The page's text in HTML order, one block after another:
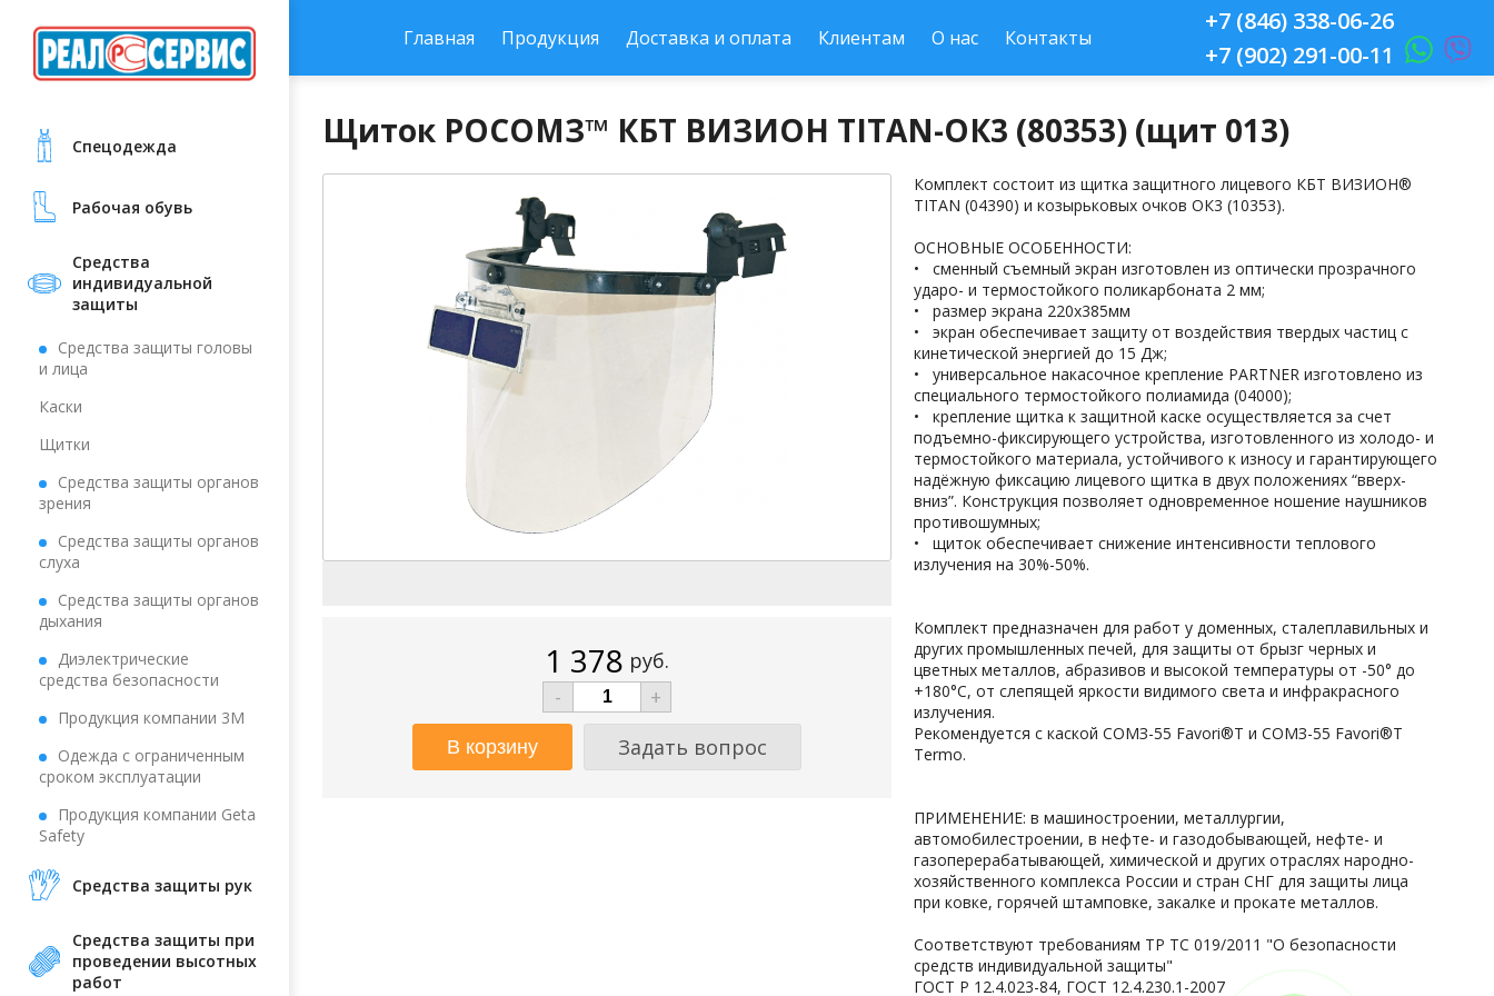
Cпецодежда
Рабочая обувь
Средства
индивидуальной
защиты
Средства защиты головы
и лица
Каски
Щитки
Средства защиты органов
зрения
Средства защиты органов
слуха
Средства защиты органов
дыхания
Диэлектрические
средства безопасности
Продукция компании 3М
Одежда с ограниченным
сроком эксплуатации
Продукция компании Geta
Safety
Средства защиты рук
Средства защиты при
проведении высотных
работ
Главная Продукция Доставка и оплата Клиентам О нас Контакты
+7 (846) 338-06-26
+7 (902) 291-00-11
Щиток РОСОМЗ™ КБТ ВИЗИОН TITAN-ОК3 (80353) (щит 013)
1 378 руб.
-
+
Задать вопрос
Комплект состоит из щитка защитного лицевого КБТ ВИЗИОН®
TITAN (04390) и козырьковых очков ОК3 (10353).
ОСНОВНЫЕ ОСОБЕННОСТИ:
• сменный съемный экран изготовлен из оптически прозрачного
ударо- и термостойкого поликарбоната 2 мм;
• размер экрана 220x385мм
• экран обеспечивает защиту от воздействия твердых частиц с
кинетической энергией до 15 Дж;
• универсальное накасочное крепление PARTNER изготовлено из
специального термостойкого полиамида (04000);
• крепление щитка к защитной каске осуществляется за счет
подъемно-фиксирующего устройства, изготовленного из холодо- и
термостойкого материала, устойчивого к износу и гарантирующего
надёжную фиксацию лицевого щитка в двух положениях “вверх-
вниз”. Конструкция позволяет одновременное ношение наушников
противошумных;
• щиток обеспечивает снижение интенсивности теплового
излучения на 30%-50%.
Комплект предназначен для работ у доменных, сталеплавильных и
других промышленных печей, для защиты от брызг черных и
цветных металлов, абразивов и высокой температуры от -50° до
+180°С, от слепящей яркости видимого света и инфракрасного
излучения.
Рекомендуется с каской СОМЗ-55 Favori®T и СОМЗ-55 Favori®T
Termo.
ПРИМЕНЕНИЕ: в машиностроении, металлургии,
автомобилестроении, в нефте- и газодобывающей, нефте- и
газоперерабатывающей, химической и других отраслях народно-
хозяйственного комплекса России и стран СНГ для защиты лица
при ковке, горячей штамповке, закалке и прокате металлов.
Соответствуют требованиям ТР ТС 019/2011 "О безопасности
средств индивидуальной защиты"
ГОСТ Р 12.4.023-84, ГОСТ 12.4.230.1-2007